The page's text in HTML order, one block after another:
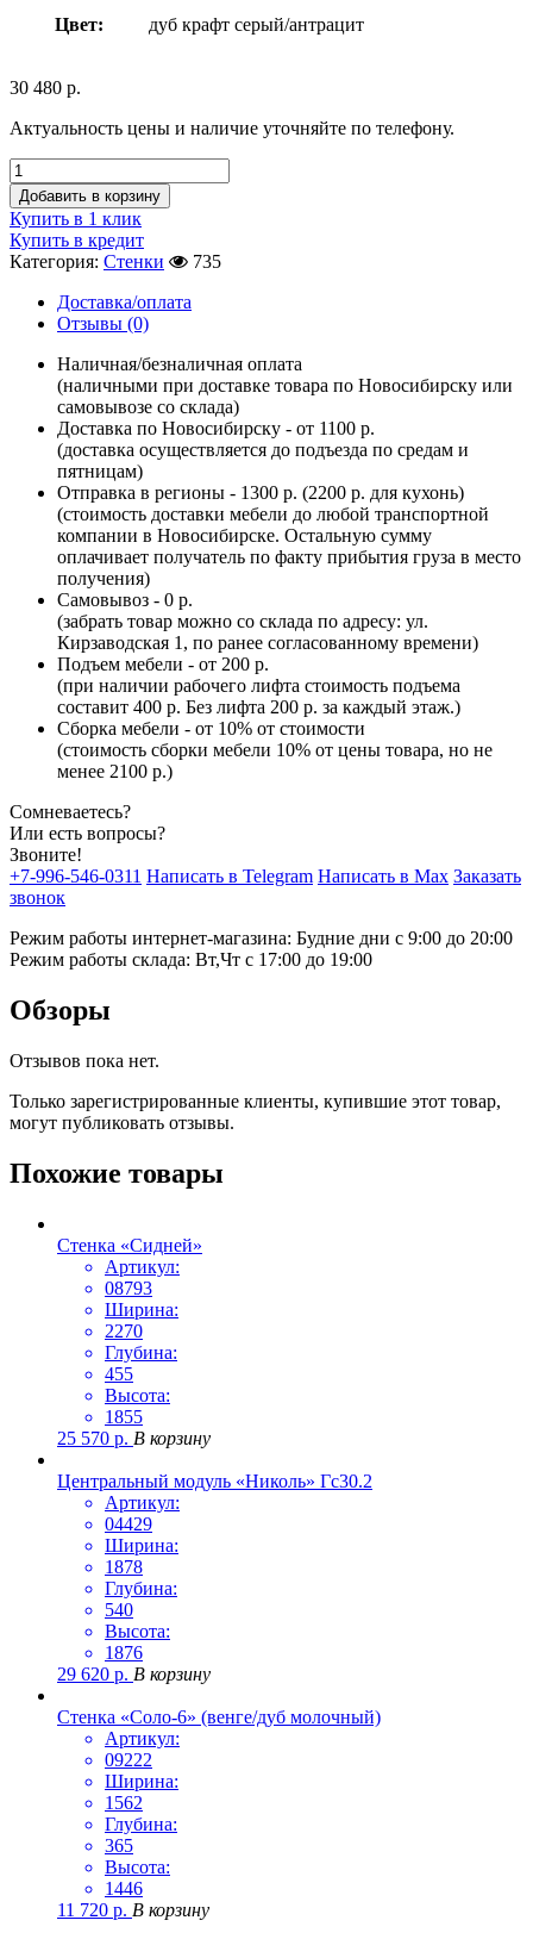
Цвет: дуб крафт серый/антрацит
30 480 р.
Актуальность цены и наличие уточняйте по телефону.
Добавить в корзину
Купить в 1 клик
Купить в кредит
Категория: Стенки
735
Доставка/оплата
Отзывы (0)
Наличная/безналичная оплата
(наличными при доставке товара по Новосибирску или
самовывозе со склада)
Доставка по Новосибирску - от 1100 р.
(доставка осуществляется до подъезда по средам и
пятницам)
Отправка в регионы - 1300 р. (2200 р. для кухонь)
(стоимость доставки мебели до любой транспортной
компании в Новосибирске. Остальную сумму
оплачивает получатель по факту прибытия груза в место
получения)
Самовывоз - 0 р.
(забрать товар можно со склада по адресу: ул.
Кирзаводская 1, по ранее согласованному времени)
Подъем мебели - от 200 р.
(при наличии рабочего лифта стоимость подъема
составит 400 р. Без лифта 200 р. за каждый этаж.)
Сборка мебели - от 10% от стоимости
(стоимость сборки мебели 10% от цены товара, но не
менее 2100 р.)
Сомневаетесь?
Или есть вопросы?
Звоните!
+7-996-546-0311 Написать в Telegram Написать в Max Заказать
звонок
Режим работы интернет-магазина: Будние дни с 9:00 до 20:00
Режим работы склада: Вт,Чт с 17:00 до 19:00
Обзоры
Отзывов пока нет.
Только зарегистрированные клиенты, купившие этот товар,
могут публиковать отзывы.
Похожие товары
Стенка «Сидней»
Артикул:
08793
Ширина:
2270
Глубина:
455
Высота:
1855
25 570 р. В корзину
Центральный модуль «Николь» Гс30.2
Артикул:
04429
Ширина:
1878
Глубина:
540
Высота:
1876
29 620 р. В корзину
Стенка «Соло-6» (венге/дуб молочный)
Артикул:
09222
Ширина:
1562
Глубина:
365
Высота:
1446
11 720 р. В корзину